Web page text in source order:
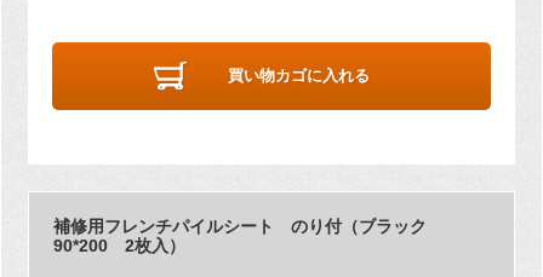
買い物カゴに入れる
補修用フレンチパイルシート のり付（ブラック
90*200 2枚入）